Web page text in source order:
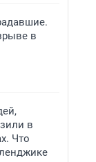
в
в
Что